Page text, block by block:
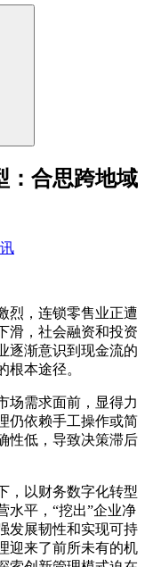
：合思跨地域
烈，连锁零售业正遭
滑，社会融资和投资
逐渐意识到现金流的
根本途径。
场需求面前，显得力
仍依赖手工操作或简
性低，导致决策滞后
，以财务数字化转型
水平，“挖出”企业净
发展韧性和实现可持
迎来了前所未有的机